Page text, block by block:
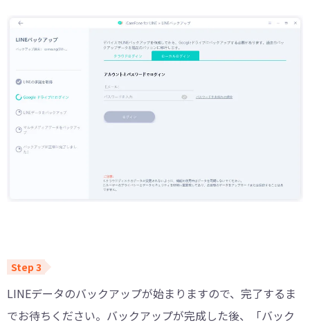
LINEデータのバックアップが始まりますので、完了するま
でお待ちください。バックアップが完成した後、「バック